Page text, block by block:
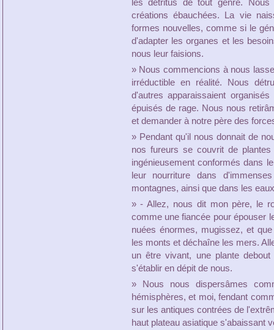
les détritus de tout genre.
créations ébauchées. La vie
formes nouvelles, comme si le
d'adapter les organes et les
nous leur faisions.
» Nous commencions à nous
irréductible en réalité. Nous
d'autres apparaissaient
épuisés de rage. Nous nous
et demander à notre père des
» Pendant qu'il nous donnait de
nos fureurs se couvrit de
ingénieusement conformés dans
leur nourriture dans
montagnes, ainsi que dans les
» - Allez, nous dit mon père, le
comme une fiancée pour épouser
nuées énormes, mugissez, et
les monts et déchaîne les mers.
un être vivant, une plante
s'établir en dépit de nous.
» Nous nous dispersâmes
hémisphères, et moi, fendant
sur les antiques contrées de
haut plateau asiatique s'abaissant